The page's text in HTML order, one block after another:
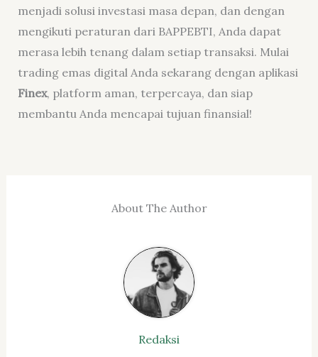
menjadi solusi investasi masa depan, dan dengan
mengikuti peraturan dari BAPPEBTI, Anda dapat
merasa lebih tenang dalam setiap transaksi. Mulai
trading emas digital Anda sekarang dengan aplikasi
Finex, platform aman, terpercaya, dan siap
membantu Anda mencapai tujuan finansial!
About The Author
Redaksi